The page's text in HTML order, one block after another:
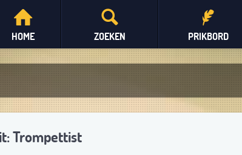
PRIKBORD
ZOEKEN
HOME
Trompettist